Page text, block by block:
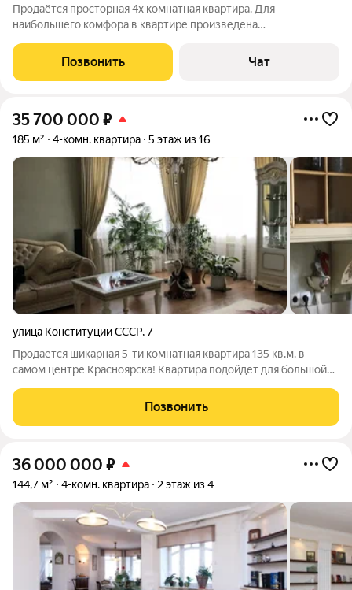
Продаётся просторная 4х комнатная квартира. Для
наибольшего комфора в квартире произведена
просторная кухня-гостиная с большим кухонным гарнитуром,
три отдельные спальни (в одной из них
Позвонить Чат
35 700 000 ₽
185 м² 4-комн. квартира 5 этаж из 16
улица Конституции СССР,7
Продается шикарная 5-ти комнатная квартира 135 кв.м. в
самом центре Красноярска! Квартира подойдет для большой
квартире выполнен качественный ремонт по дизайн проекту!
Дом расположен в тихом
Позвонить
36 000 000 ₽
144,7 м² 4-комн. квартира 2 этаж из 4